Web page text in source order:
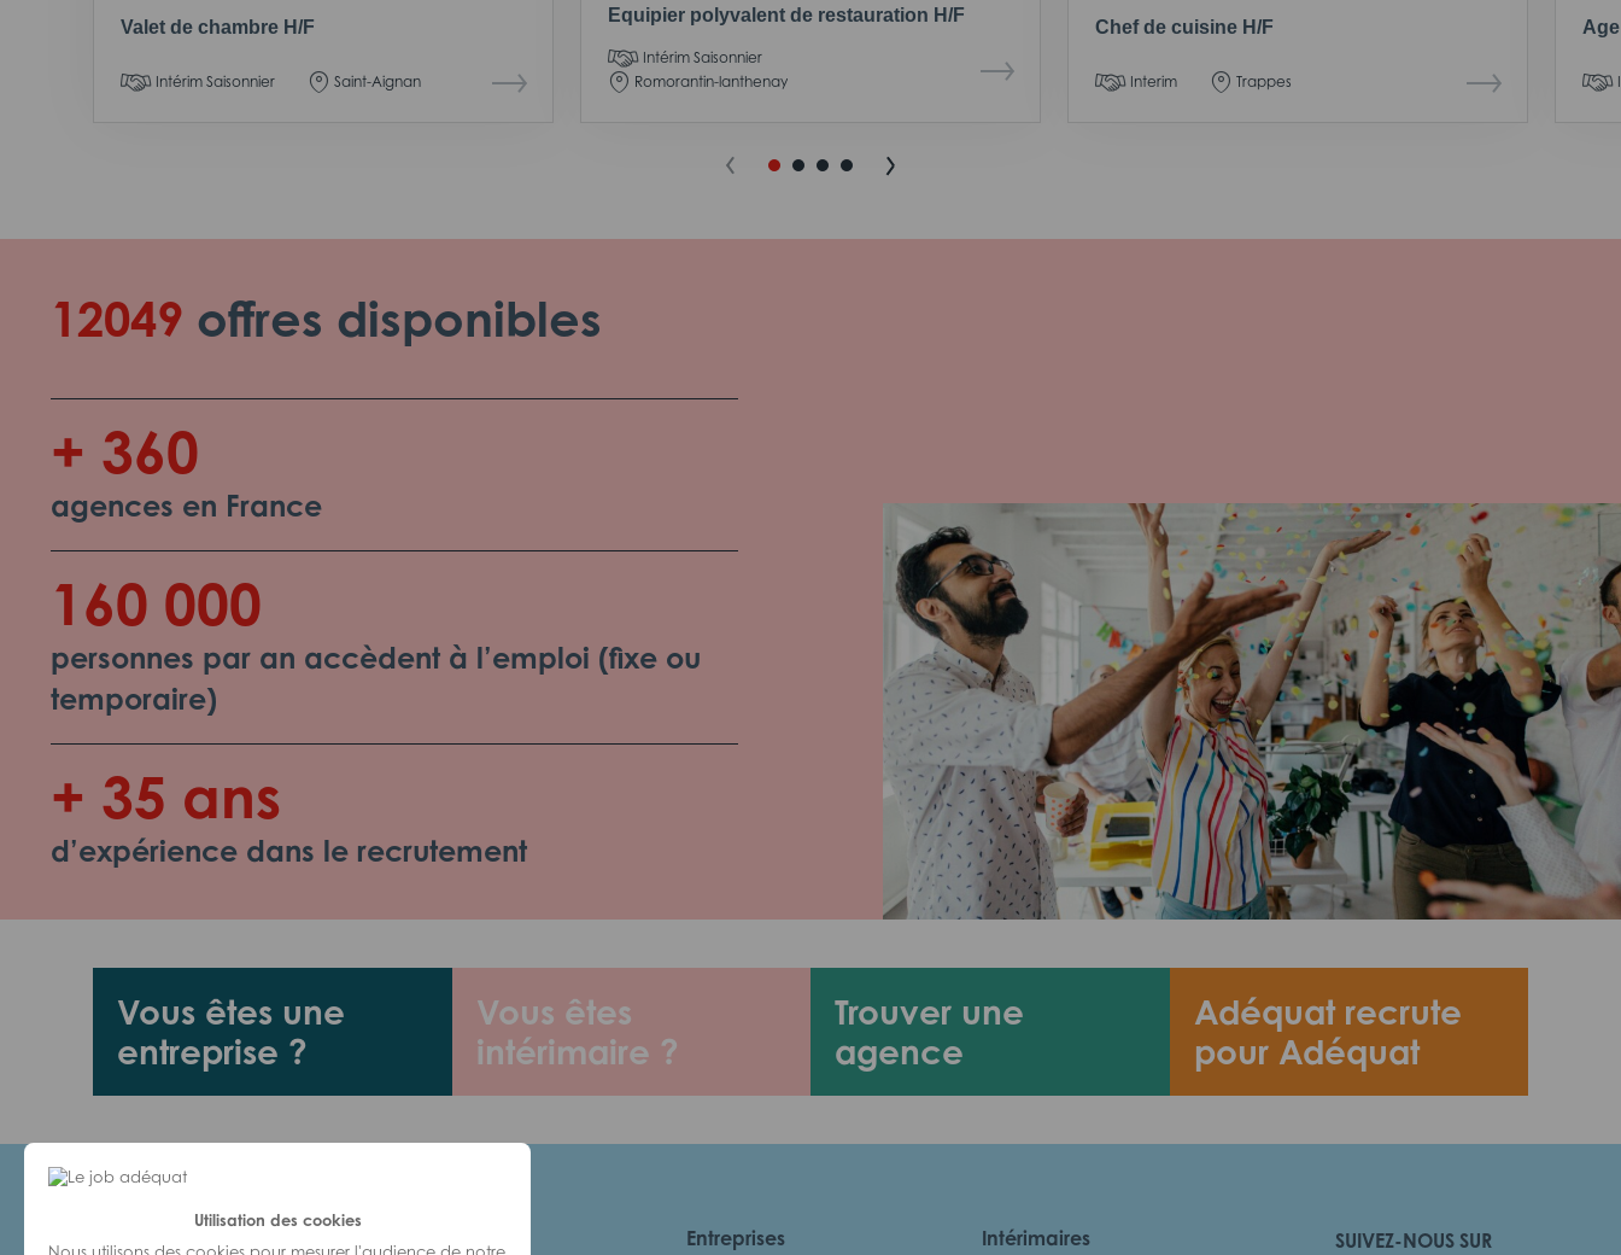
Utilisation des cookies
Valet de chambre H/F
Intérim Saisonnier Saint-Aignan
Equipier polyvalent de restauration H/F
Intérim Saisonnier
Romorantin-lanthenay
Chef de cuisine H/F
Interim Trappes
12049 offres disponibles
+ 360
agences en France
160 000
personnes par an accèdent à l’emploi (fixe ou
temporaire)
+ 35 ans
d’expérience dans le recrutement
Vous êtes une
entreprise ?
Vous êtes
intérimaire ?
Trouver une
agence
Adéquat recrute
pour Adéquat
SUIVEZ-NOUS SUR
Entreprises Intérimaires